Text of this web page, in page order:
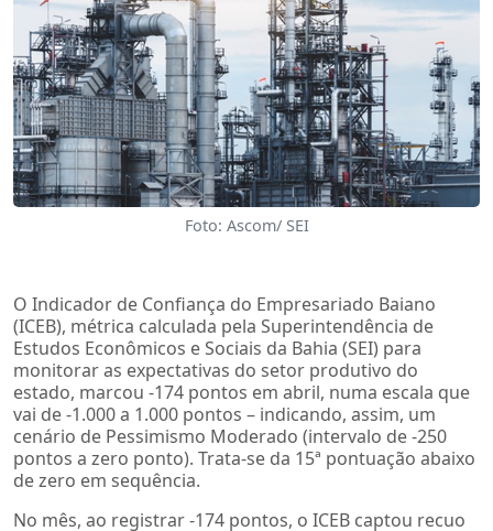
Foto: Ascom/ SEI
O Indicador de Confiança do Empresariado Baiano
(ICEB), métrica calculada pela Superintendência de
Estudos Econômicos e Sociais da Bahia (SEI) para
monitorar as expectativas do setor produtivo do
estado, marcou -174 pontos em abril, numa escala que
vai de -1.000 a 1.000 pontos – indicando, assim, um
cenário de Pessimismo Moderado (intervalo de -250
pontos a zero ponto). Trata-se da 15ª pontuação abaixo
de zero em sequência.
No mês, ao registrar -174 pontos, o ICEB captou recuo